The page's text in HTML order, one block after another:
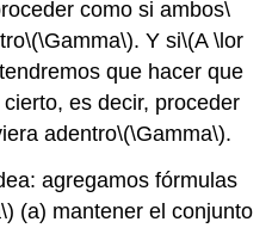
como si ambos\
\(\Gamma\). Y si\(A \lor
que hacer que
es decir, proceder
adentro\(\Gamma\).
agregamos fórmulas
(a) mantener el conjunto